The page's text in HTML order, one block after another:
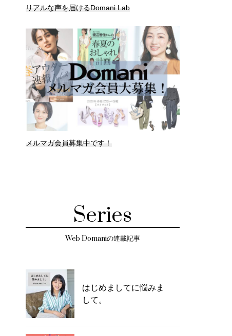
リアルな声を届けるDomani Lab
メルマガ会員募集中です！
Series
Web Domaniの連載記事
はじめましてに悩みま
して。